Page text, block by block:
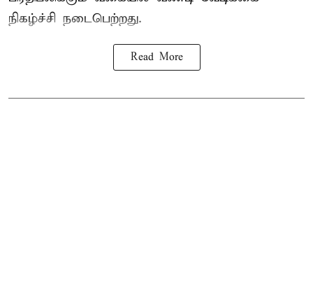
நிகழ்ச்சி நடைபெற்றது.
Read More